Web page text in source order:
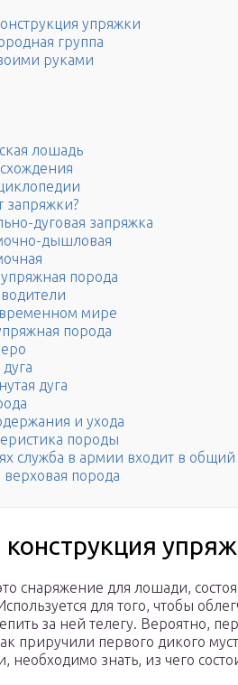
упряжки
группа
руками
лошадь
запряжки?
дуговая запряжка
дышловая
порода
мире
порода
дуга
и ухода
породы
служба в армии входит в общий
порода
снаряжение для лошади,
для того, чтобы
за ней телегу. Вероятно,
приручили первого дикого
необходимо знать, из чего